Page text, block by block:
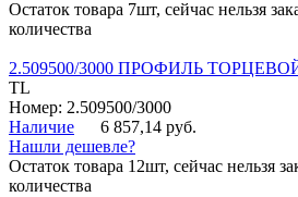
Остаток товара 7шт, сейчас нельзя
количества
2.509500/3000 ПРОФИЛЬ
TL
Номер: 2.509500/3000
Наличие
6 857,14 руб.
Нашли дешевле?
Остаток товара 12шт, сейчас нельзя
количества